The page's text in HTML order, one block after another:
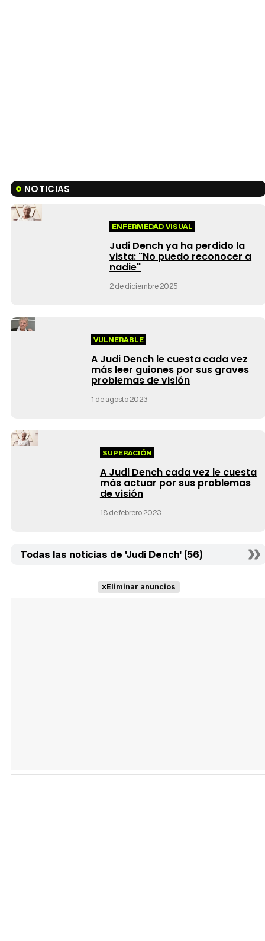
NOTICIAS
ENFERMEDAD VISUAL
Judi Dench ya ha perdido la
vista: "No puedo reconocer a
nadie"
2 de diciembre 2025
VULNERABLE
A Judi Dench le cuesta cada vez
más leer guiones por sus graves
problemas de visión
1 de agosto 2023
SUPERACIÓN
A Judi Dench cada vez le cuesta
más actuar por sus problemas
de visión
18 de febrero 2023
Todas las noticias de 'Judi Dench' (56)
Eliminar anuncios